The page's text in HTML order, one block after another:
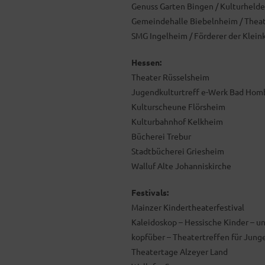
Genuss Garten Bingen /
Gemeindehalle Biebelnheim /
SMG Ingelheim / Förderer der
Hessen:
Theater Rüsselsheim
Jugendkulturtreff e-Werk Bad
Kulturscheune Flörsheim
Kulturbahnhof Kelkheim
Bücherei Trebur
Stadtbücherei Griesheim
Walluf Alte Johanniskirche
Festivals:
Mainzer Kindertheaterfestival
Kaleidoskop – Hessische Kinder –
kopfüber – Theatertreffen für
Theatertage Alzeyer Land